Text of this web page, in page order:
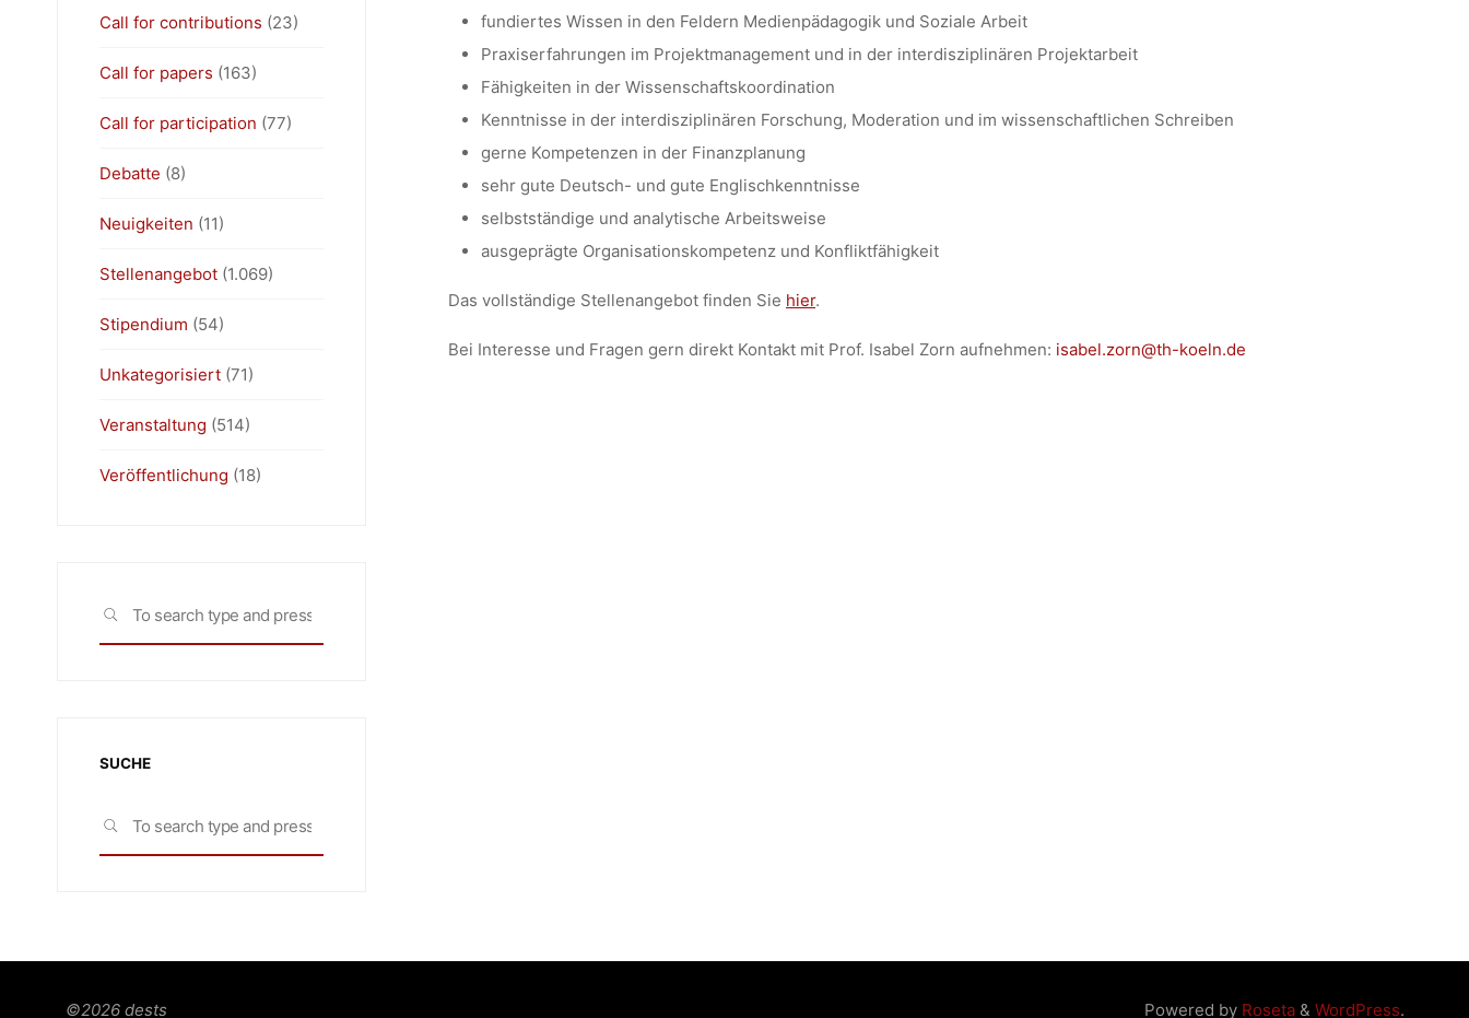
fundiertes Wissen in den Feldern Medienpädagogik und Soziale Arbeit
Praxiserfahrungen im Projektmanagement und in der interdisziplinären Projektarbeit
Fähigkeiten in der Wissenschaftskoordination
Kenntnisse in der interdisziplinären Forschung, Moderation und im wissenschaftlichen Schreiben
gerne Kompetenzen in der Finanzplanung
sehr gute Deutsch- und gute Englischkenntnisse
selbstständige und analytische Arbeitsweise
ausgeprägte Organisationskompetenz und Konfliktfähigkeit
Das vollständige Stellenangebot finden Sie hier.
Bei Interesse und Fragen gern direkt Kontakt mit Prof. Isabel Zorn aufnehmen: isabel.zorn@th-koeln.de
Call for contributions (23)
Call for papers (163)
Call for participation (77)
Debatte (8)
Neuigkeiten (11)
Stellenangebot(1.069)
Stipendium (54)
Unkategorisiert(71)
Veranstaltung (514)
Veröffentlichung (18)
SEARCH
SUCHE
SEARCH
Powered byRoseta& WordPress.
©2026 dests